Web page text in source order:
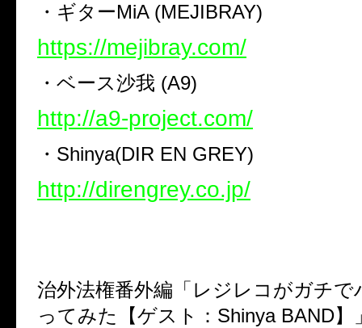
・ギターMiA (MEJIBRAY)
https://mejibray.com/
・ベース沙我 (A9)
http://a9-project.com/
・ Shinya(DIR EN GREY)
http://direngrey.co.jp/
治外法権番外編「レジレコがガチ
ってみた【ゲスト： Shinya BAND】